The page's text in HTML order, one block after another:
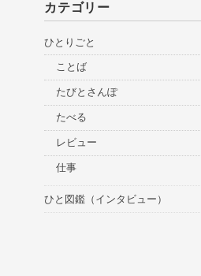
カテゴリー
ひとりごと
ことば
たびとさんぽ
たべる
レビュー
仕事
ひと図鑑（インタビュー）